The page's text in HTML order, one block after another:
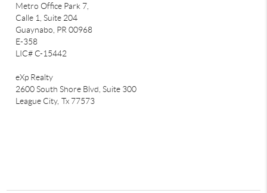
Metro Office Park 7,
Calle 1, Suite 204
Guaynabo, PR 00968
E-358
LIC# C-15442
eXp Realty
2600 South Shore Blvd, Suite 300
League City, Tx 77573